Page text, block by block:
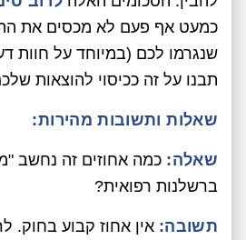
כמעט אף פעם לא מכסים את
שנגרמו לכם (במיוחד על חוות
תבנו על זה ככיסוי להוצאות
שאלות ותשובות מהירות:
שאלה: כמה אחוזים זה נחשב
ברשלנות רפואית?
תשובה: אין אחוז קבוע בחוק.